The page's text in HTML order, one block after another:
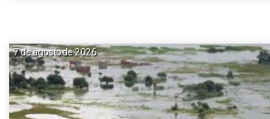
7 de agosto de 2026